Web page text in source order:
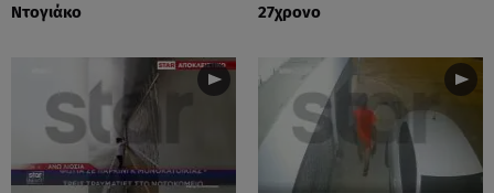
Ντογιάκο
27χρονο